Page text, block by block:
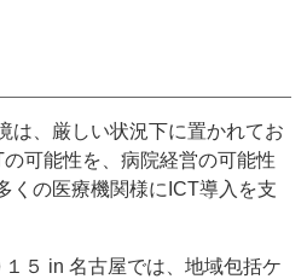
は、厳しい状況下に置かれてお
可能性を、病院経営の可能性
くの医療機関様にICT導入を支
５ in 名古屋では、地域包括ケ